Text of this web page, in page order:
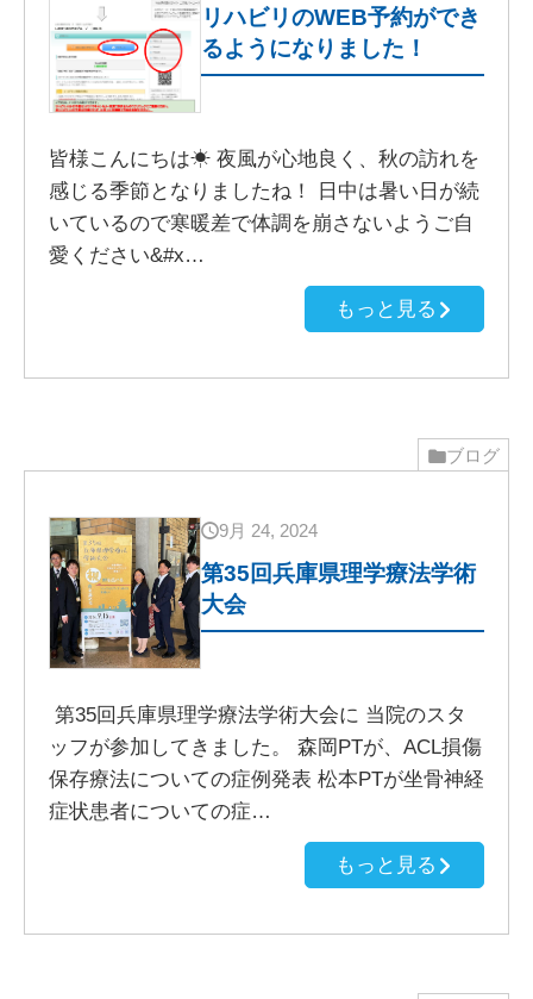
リハビリのWEB予約ができ
るようになりました！
皆様こんにちは☀ 夜風が心地良く、秋の訪れを
感じる季節となりましたね！ 日中は暑い日が続
いているので寒暖差で体調を崩さないようご自
愛ください&#x…
もっと見る
ブログ
9月 24, 2024
第35回兵庫県理学療法学術
大会
第35回兵庫県理学療法学術大会に 当院のスタ
ッフが参加してきました。 森岡PTが、ACL損傷
保存療法についての症例発表 松本PTが坐骨神経
症状患者についての症…
もっと見る